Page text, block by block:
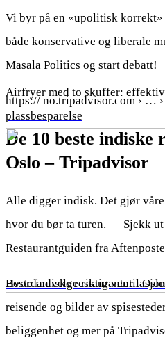
Airfryer med to skuffer:
plassbesparelse
Hvordan velge riktig
Vi byr på en «upolitisk
både konservative og liberale
Masala Politics og start debatt!
https:// no.tripadvisor.com › …
De 10 beste indiske
Oslo – Tripadvisor
Alle digger indisk. Det gjør
hvor du bør ta turen. — Sjekk ut
Restaurantguiden fra
Beste indiske restauranter i
reisende og bilder av
beliggenhet og mer på